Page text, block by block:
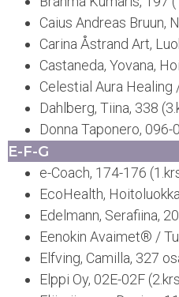
Caius Andreas Bruun,
Carina Åstrand Art,
Castaneda, Yovana,
Celestial Aura Healing
Dahlberg, Tiina, 338
Donna Taponero, 096-
E-F-G
e-Coach, 174-176
EcoHealth,
Edelmann, Serafiina,
Eenokin Avaimet® /
Elfving, Camilla, 327
Elppi Oy, 02E-02F